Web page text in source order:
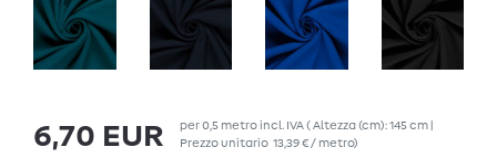
6,70 EUR per0,5 metroincl. IVA( Altezza (cm): 145 cm |
Prezzo unitario 13,39 € / metro)